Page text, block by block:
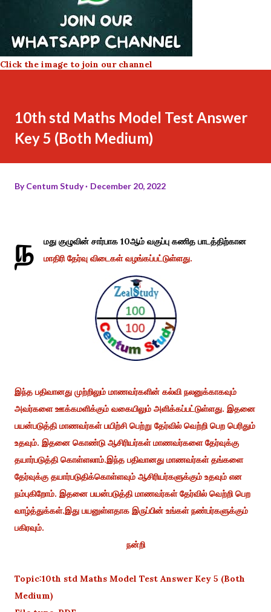
Click the image to join our channel
10th std Maths Model Test Answer
Key 5 (Both Medium)
ByCentum Study December 20, 2022
ந
மது குழுவின் சார்பாக 10ஆம் வகுப்பு கணித பாடத்திற்கான
மாதிரி தேர்வு விடைகள் வழங்கப்பட்டுள்ளது.
இந்த பதிவானது முற்றிலும் மாணவர்களின் கல்வி நலனுக்காகவும்
அவர்களை ஊக்கமளிக்கும் வகையிலும் அளிக்கப்பட்டுள்ளது. இதனை
பயன்படுத்தி மாணவர்கள் பயிற்சி பெற்று தேர்வில் வெற்றி பெற பெரிதும்
உதவும். இதனை கொண்டு ஆசிரியர்கள் மாணவர்களை தேர்வுக்கு
தயார்படுத்தி கொள்ளலாம்.இந்த பதிவானது மாணவர்கள் தங்களை
தேர்வுக்கு தயார்படுதிக்கொள்ளவும் ஆசிரியர்களுக்கும் உதவும் என
நம்புகிறோம். இதனை பயன்படுத்தி மாணவர்கள் தேர்வில் வெற்றி பெற
வாழ்த்துக்கள்.இது பயனுள்ளதாக இருப்பின் உங்கள் நண்பர்களுக்கும்
பகிரவும்.
நன்றி
Topic:10th std Maths Model Test Answer Key 5 (Both
Medium)